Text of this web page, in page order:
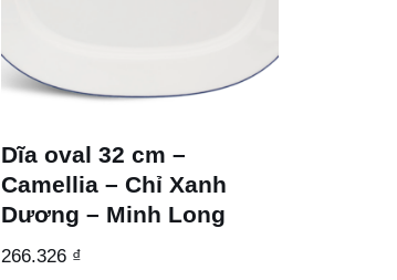
Dĩa oval 32 cm –
Camellia – Chỉ Xanh
Dương – Minh Long
266.326 ₫